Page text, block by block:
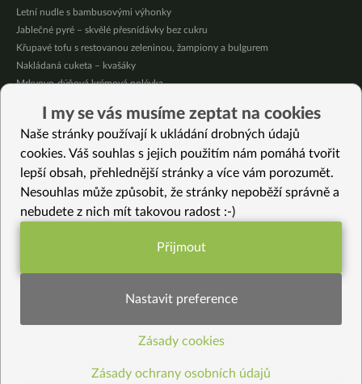
Letní nudle s bambusovými výhonky
Jablečné pyré – skvělé přesnídávky bez cukru
Křupavé tofu s restovanou zeleninou, žampiony a bulgurem
Nakládaná cuketa – kvašáky
Mrkvovo-dýňová krémová polévka
Osvěžující čaj s citronovými bylinkami
Nepečený jablečný dort s rybízem
Vybrané recepty
Nadýchané kváskové placky se „schovanou“ pohankou
Sladko-pikantní kondiment z černé ředkve
Seitan a tempeh v teriyaki omáčce
Jarní polévka s tofu
I my se vás musíme zeptat na cookies
Naše stránky používají k ukládání drobných údajů
cookies. Váš souhlas s jejich použitím nám pomáhá tvořit
lepší obsah, přehlednější stránky a více vám porozumět.
Nesouhlas může způsobit, že stránky nepoběží správně a
nebudete z nich mít takovou radost :-)
Funkční nastavení potřebujeme (vždy
Statistiky pro lepší obsah
Přijmout
Nastavit preference
Zásady cookies
Zásady ochrany osobních údajů